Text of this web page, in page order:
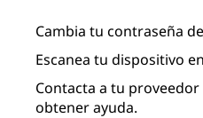
Cambia tu contraseña
Escanea tu dispositivo
Contacta a tu
obtener ayuda.